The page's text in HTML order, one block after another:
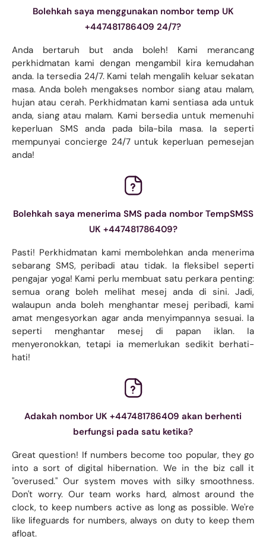
Bolehkah saya menggunakan nombor temp UK
+447481786409 24/7?
Anda bertaruh but anda boleh! Kami merancang
perkhidmatan kami dengan mengambil kira kemudahan
anda. Ia tersedia 24/7. Kami telah mengalih keluar sekatan
masa. Anda boleh mengakses nombor siang atau malam,
hujan atau cerah. Perkhidmatan kami sentiasa ada untuk
anda, siang atau malam. Kami bersedia untuk memenuhi
keperluan SMS anda pada bila-bila masa. Ia seperti
mempunyai concierge 24/7 untuk keperluan pemesejan
anda!
Bolehkah saya menerima SMS pada nombor TempSMSS
UK +447481786409?
Pasti! Perkhidmatan kami membolehkan anda menerima
sebarang SMS, peribadi atau tidak. Ia fleksibel seperti
pengajar yoga! Kami perlu membuat satu perkara penting:
semua orang boleh melihat mesej anda di sini. Jadi,
walaupun anda boleh menghantar mesej peribadi, kami
amat mengesyorkan agar anda menyimpannya sesuai. Ia
seperti menghantar mesej di papan iklan. Ia
menyeronokkan, tetapi ia memerlukan sedikit berhati-
hati!
Adakah nombor UK +447481786409 akan berhenti
berfungsi pada satu ketika?
Great question! If numbers become too popular, they go
into a sort of digital hibernation. We in the biz call it
"overused." Our system moves with silky smoothness.
Don't worry. Our team works hard, almost around the
clock, to keep numbers active as long as possible. We're
like lifeguards for numbers, always on duty to keep them
afloat.